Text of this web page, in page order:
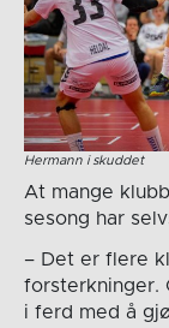
Hermann i skuddet
At mange
sesong har
– Det er flere
forsterkninger.
i ferd med å